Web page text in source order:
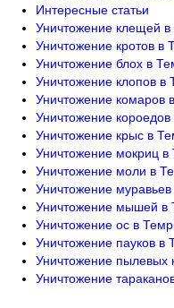
Интересные статьи
Уничтожение клещей
Уничтожение кротов в
Уничтожение блох в
Уничтожение клопов в
Уничтожение комаров
Уничтожение
Уничтожение крыс в
Уничтожение мокриц
Уничтожение моли в
Уничтожение
Уничтожение мышей в
Уничтожение ос в
Уничтожение пауков в
Уничтожение
Уничтожение